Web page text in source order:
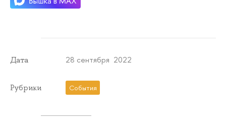
Дата 28 сентября 2022
Рубрики События